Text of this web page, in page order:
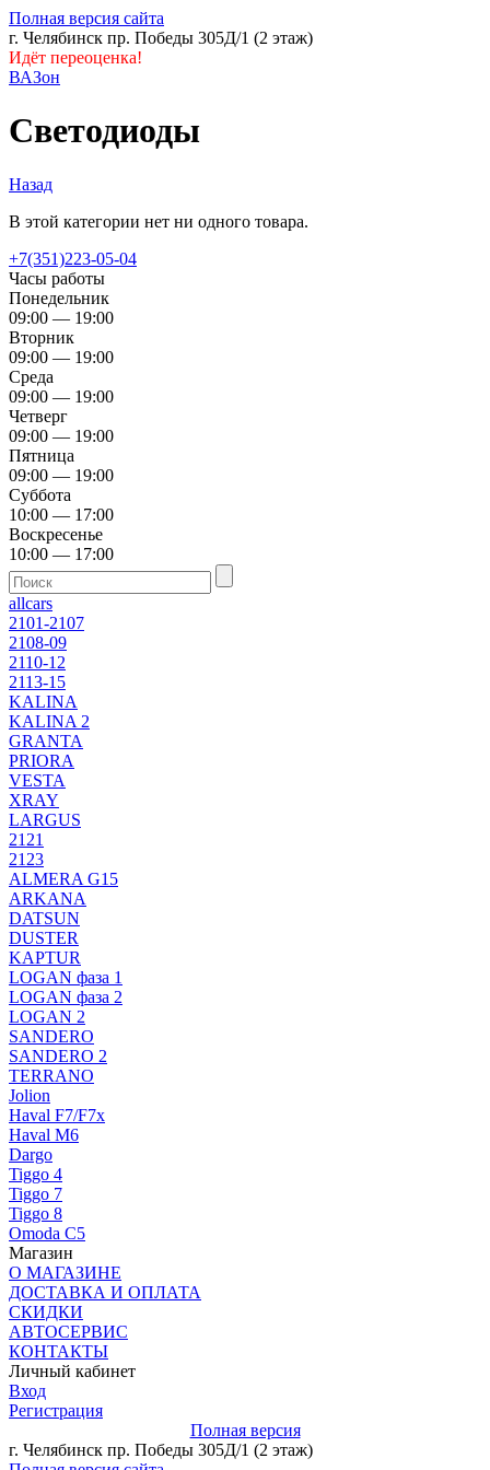
Полная версия сайта
г. Челябинск пр. Победы 305Д/1 (2 этаж)
Идёт переоценка!
ВАЗон
Светодиоды
Назад
В этой категории нет ни одного товара.
+7(351)223-05-04
Часы работы
Понедельник
09:00 — 19:00
Вторник
09:00 — 19:00
Среда
09:00 — 19:00
Четверг
09:00 — 19:00
Пятница
09:00 — 19:00
Суббота
10:00 — 17:00
Воскресенье
10:00 — 17:00
allcars
2101-2107
2108-09
2110-12
2113-15
KALINA
KALINA 2
GRANTA
PRIORA
VESTA
XRAY
LARGUS
2121
2123
ALMERA G15
ARKANA
DATSUN
DUSTER
KAPTUR
LOGAN фаза 1
LOGAN фаза 2
LOGAN 2
SANDERO
SANDERO 2
TERRANO
Jolion
Haval F7/F7x
Haval M6
Dargo
Tiggo 4
Tiggo 7
Tiggo 8
Omoda C5
Магазин
О МАГАЗИНЕ
ДОСТАВКА И ОПЛАТА
СКИДКИ
АВТОСЕРВИС
КОНТАКТЫ
Личный кабинет
Вход
Регистрация
Полная версия
г. Челябинск пр. Победы 305Д/1 (2 этаж)